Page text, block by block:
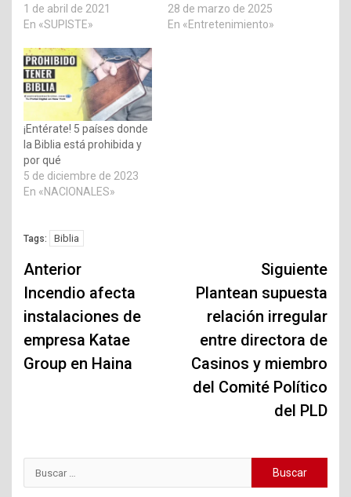
1 de abril de 2021
En «SUPISTE»
28 de marzo de 2025
En «Entretenimiento»
¡Entérate! 5 países donde
la Biblia está prohibida y
por qué
5 de diciembre de 2023
En «NACIONALES»
Tags: Biblia
Navegación
de
entradas
Anterior
Incendio afecta
instalaciones de
empresa Katae
Group en Haina
Siguiente
Plantean supuesta
relación irregular
entre directora de
Casinos y miembro
del Comité Político
del PLD
Buscar: